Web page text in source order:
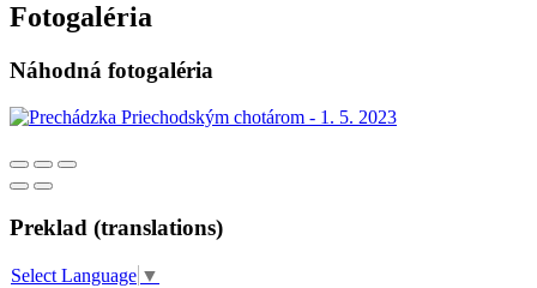
Fotogaléria
Náhodná fotogaléria
Preklad (translations)
Select Language ▼